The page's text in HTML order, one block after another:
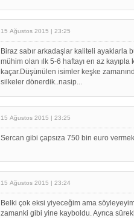
15 Ağustos 2015 | 23:25
Biraz sabır arkadaşlar kaliteli ayaklarla
mühim olan ılk 5-6 haftayı en az
kaçar.Düşünülen isimler keşke
silkeler dönerdik..nasip...
15 Ağustos 2015 | 23:25
Sercan gibi çapsıza 750 bin euro
15 Ağustos 2015 | 23:24
Belki çok eksi yiyeceğim ama
zamanki gibi yine kayboldu. Ayrıca